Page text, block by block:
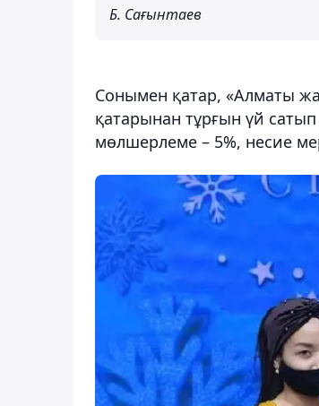
Б. Сағынтаев
Сонымен қатар, «Алматы
қатарынан тұрғын үй
мөлшерлеме – 5%, несие